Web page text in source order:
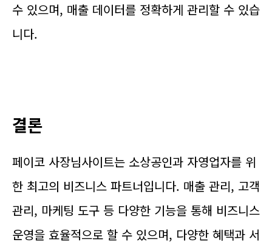
수 있으며, 매출 데이터를 정확하게 관리할 수 있습
니다.
결론
페이코 사장님사이트는 소상공인과 자영업자를 위
한 최고의 비즈니스 파트너입니다. 매출 관리, 고객
관리, 마케팅 도구 등 다양한 기능을 통해 비즈니스
운영을 효율적으로 할 수 있으며, 다양한 혜택과 서